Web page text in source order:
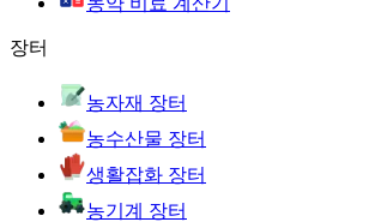
장터
농자재 장터
농수산물 장터
생활잡화 장터
농기계 장터